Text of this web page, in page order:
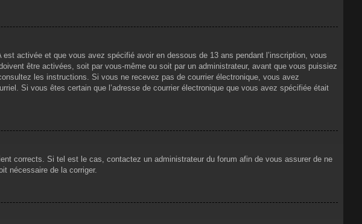
activée et que vous avez spécifié avoir en dessous de 13 ans pendant l’inscription, vous
être activées, soit par vous-même ou soit par un administrateur, avant que vous puissiez
les instructions. Si vous ne recevez pas de courrier électronique, vous avez
Si vous êtes certain que l’adresse de courrier électronique que vous avez spécifiée était
corrects. Si tel est le cas, contactez un administrateur du forum afin de vous assurer de ne
nécessaire de la corriger.